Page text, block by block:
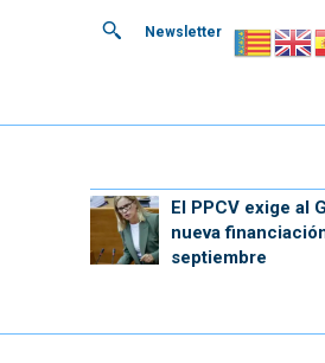
Newsletter
El PPCV exige al
nueva
septiembre